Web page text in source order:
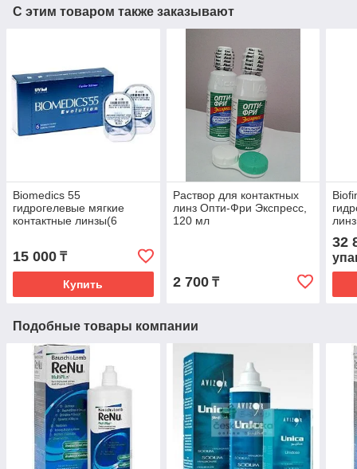
С этим товаром также заказывают
Biomedics 55
гидрогелевые мягкие
контактные линзы(6
15 000 ₸
Купить
Раствор для контактных
линз Опти-Фри Экспресс,
120 мл
2 700₸
32
Подобные товары компании